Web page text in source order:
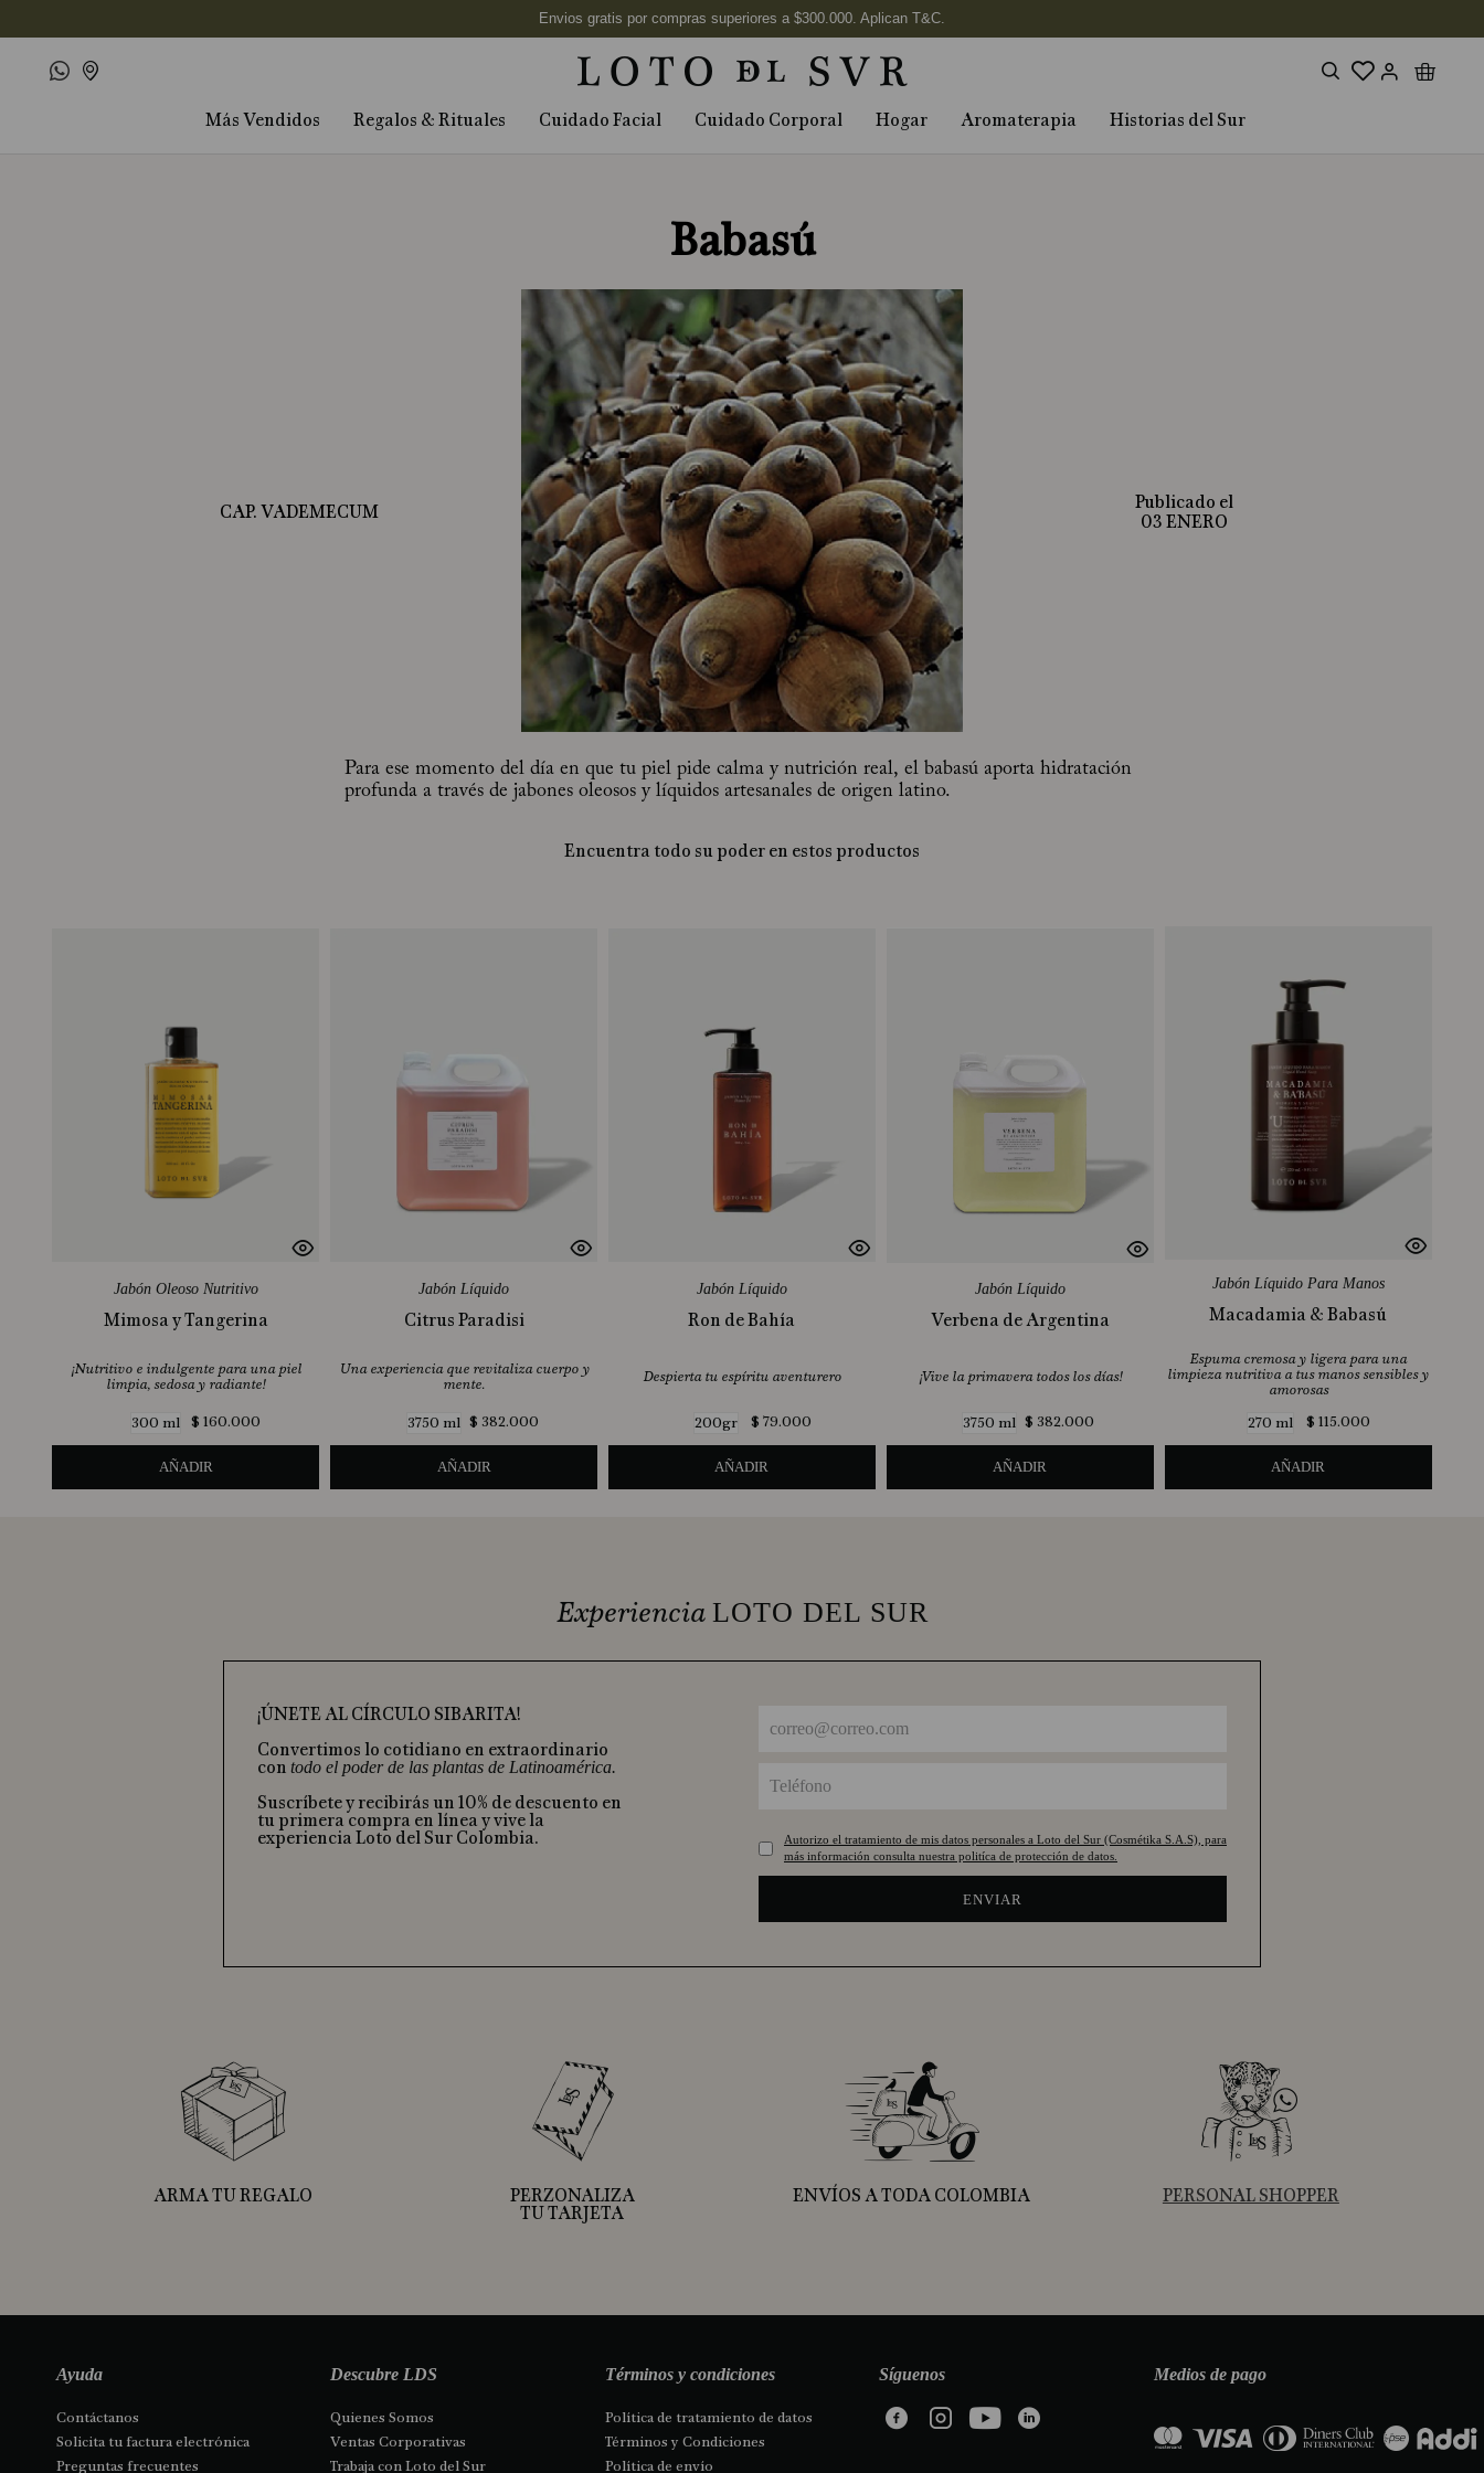
Más Vendidos Regalos & Rituales Cuidado Facial Cuidado Corporal Hogar Aromaterapia Historias del Sur
Babasú
CAP. VADEMECUM
Publicado el
03 ENERO
Para ese momento del día en que tu piel pide calma y nutrición real, el babasú aporta hidratación
profunda a través de jabones oleosos y líquidos artesanales de origen latino.
Encuentra todo su poder en estos productos
Jabón Oleoso Nutritivo
Mimosa y Tangerina
¡Nutritivo e indulgente para una piel
limpia, sedosa y radiante!
300 ml $ 160.000
AÑADIR
Jabón Líquido
Citrus Paradisi
Una experiencia que revitaliza cuerpo y
mente.
3750 ml $ 382.000
AÑADIR
Jabón Líquido
Ron de Bahía
Despierta tu espíritu aventurero
200gr $ 79.000
AÑADIR
Jabón Líquido
Verbena de Argentina
¡Vive la primavera todos los días!
3750 ml $ 382.000
AÑADIR
Jabón Líquido Para Manos
Macadamia & Babasú
Espuma cremosa y ligera para una
limpieza nutritiva a tus manos sensibles y
amorosas
270 ml
$ 115.000
AÑADIR
Experiencia LOTO DEL SUR
¡ÚNETE AL CÍRCULO SIBARITA!
Convertimos lo cotidiano en extraordinario
con todo el poder de las plantas de Latinoamérica.
Suscríbete y recibirás un 10% de descuento en
tu primera compra en línea y vive la
experiencia Loto del Sur Colombia.
Autorizo el tratamiento de mis datos personales a Loto del Sur (Cosmétika S.A.S), para
más información consulta nuestra politíca de protección de datos.
ENVIAR
ARMA TU REGALO
PERZONALIZA
TU TARJETA
ENVÍOS A TODA COLOMBIA PERSONAL SHOPPER
Ayuda
Contáctanos
Solicita tu factura electrónica
Preguntas frecuentes
Descubre LDS
Quienes Somos
Ventas Corporativas
Trabaja con Loto del Sur
Términos y condiciones
Política de tratamiento de datos
Términos y Condiciones
Política de envío
Síguenos Medios de pago